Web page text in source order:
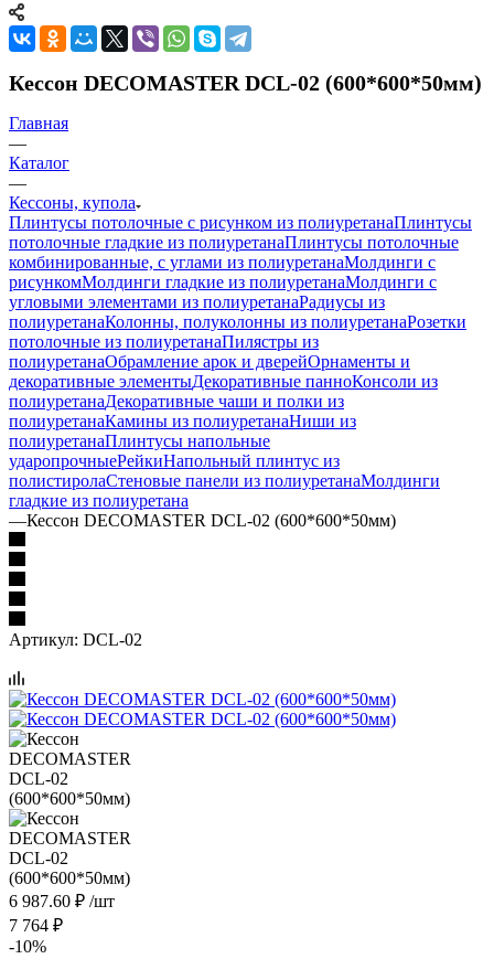
Кессон DECOMASTER DCL-02 (600*600*50мм)
Главная
—
Каталог
—
Кессоны, купола
Плинтусы потолочные с рисунком из полиуретанаПлинтусы
потолочные гладкие из полиуретанаПлинтусы потолочные
комбинированные, с углами из полиуретанаМолдинги c
рисункомМолдинги гладкие из полиуретанаМолдинги с
угловыми элементами из полиуретанаРадиусы из
полиуретанаКолонны, полуколонны из полиуретанаРозетки
потолочные из полиуретанаПилястры из
полиуретанаОбрамление арок и дверейОрнаменты и
декоративные элементыДекоративные панноКонсоли из
полиуретанаДекоративные чаши и полки из
полиуретанаКамины из полиуретанаНиши из
полиуретанаПлинтусы напольные
ударопрочныеРейкиНапольный плинтус из
полистиролаСтеновые панели из полиуретанаМолдинги
гладкие из полиуретана
—Кессон DECOMASTER DCL-02 (600*600*50мм)
Артикул: DCL-02
6 987.60 ₽ /шт
7 764 ₽
-10%